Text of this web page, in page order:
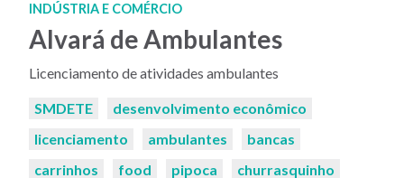
INDÚSTRIA E COMÉRCIO
Alvará de Ambulantes
Licenciamento de atividades ambulantes
Palavras-
SMDETE
desenvolvimento econômico
licenciamento
ambulantes
bancas
carrinhos
food pipoca
churrasquinho